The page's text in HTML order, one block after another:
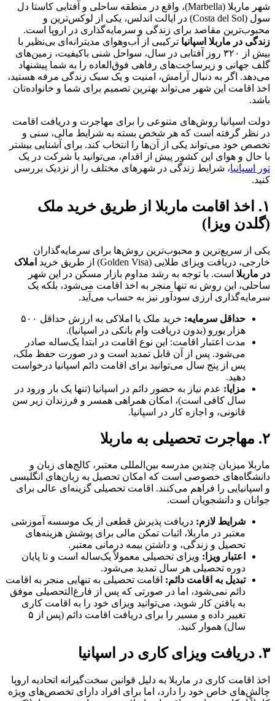
شهر ماربلا (Marbella)، واقع در منطقه ساحلی و آفتابی کاستا دل
سول (Costa del Sol) در ایالت اندلس، یکی از لوکس‌ترین و
محبوب‌ترین مقاصد برای زندگی و سرمایه‌گذاری در اروپا است.
زندگی در ماربلا اسپانیا ترکیبی از آب‌وهوای مدیترانه‌ای بی‌نظیر با
بیش از ۳۲۰ روز آفتابی در سال، سواحل شنی باکیفیت، زمین‌های
گلف جهانی و زیرساخت‌های رفاهی فوق‌العاده را به شما پیشنهاد
می‌دهد. اگر به دنبال آرامش، امنیت و یک سبک زندگی مرفه هستید،
اخذ اقامت این شهر می‌تواند بهترین تصمیم برای شما و خانواده‌تان
باشد.
دولت اسپانیا روش‌های متنوعی را برای مهاجرت و دریافت اقامت
در نظر گرفته است که هر شخص بسته به شرایط مالی، سنی و
تخصص خود می‌تواند یکی از آن‌ها را انتخاب کند. برای آشنایی بیشتر
با حال و هوای این کشور پیش از اقدام، می‌توانید با شرکت در یک
تور اسپانیا، شرایط زندگی در شهرهای مختلف را از نزدیک بررسی
کنید.
۱. اخذ اقامت ماربلا از طریق خرید ملک
(گلدن ویزا)
یکی از سریع‌ترین و محبوب‌ترین روش‌ها برای سرمایه‌گذاران
خارجی، دریافت ویزای طلایی (Golden Visa) از طریق خرید
املاک
در ماربلا است. با توجه به رشد مداوم بازار مسکن در این شهر
ساحلی، این روش نه تنها منجر به اخذ اقامت می‌شود، بلکه یک
سرمایه‌گذاری ارزی سودآور نیز به حساب می‌آید.
حداقل سرمایه:
خرید ملک یا املاکی به ارزش حداقل ۵۰۰
هزار یورو (بدون دریافت وام بانکی در اسپانیا).
مدت اعتبار اقامت: این نوع اقامت در ابتدا یک‌ساله صادر
می‌شود. پس از آن قابل تمدید است و در صورت حفظ ملک،
پس از پنج سال می‌توانید برای اقامت دائم اسپانیا درخواست
دهید.
مزایا: عدم نیاز به حضور دائم در اسپانیا (تنها یک بار ورود در
سال کافی است)، امکان همراهی همسر و فرزندان زیر سن
قانونی، و اجازه کار در اسپانیا.
۲. مهاجرت تحصیلی به ماربلا
ماربلا میزبان چندین مدرسه بین‌المللی معتبر، کالج‌های زبان و
دانشگاه‌های خصوصی است که امکان تحصیل به زبان‌های انگلیسی
و اسپانیایی را فراهم می‌کنند. اقامت تحصیلی گزینه‌ای عالی برای
جوانان و دانشجویان است.
شرایط لازم: دریافت پذیرش قطعی از یک موسسه آموزشی
معتبر در ماربلا، اثبات تمکن مالی برای پوشش هزینه‌های
تحصیل و زندگی، و داشتن بیمه درمانی معتبر.
اعتبار ویزا: ویزای تحصیلی معمولاً یک‌ساله است و تا پایان
دوره تحصیلی هر سال تمدید می‌شود.
تبدیل به اقامت دائم: اقامت تحصیلی به تنهایی منجر به اقامت
دائم نمی‌شود، اما در صورتی که پس از فارغ‌التحصیلی موفق
به یافتن کار شوید، می‌توانید ویزای خود را به اقامت کاری
تغییر داده و مسیر را برای دریافت اقامت دائم (پس از ۵
سال) هموار کنید.
۳. دریافت ویزای کاری در اسپانیا
اخذ اقامت کاری در ماربلا به دلیل قوانین سخت‌گیرانه اتحادیه اروپا
چالش‌های خاص خود را دارد، اما برای افراد دارای تخصص‌های ویژه